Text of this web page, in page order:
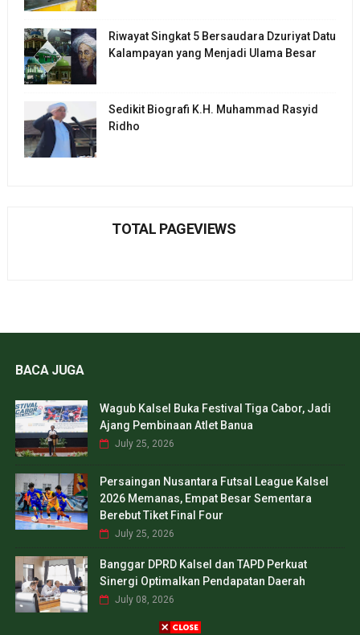
Riwayat Singkat 5 Bersaudara Dzuriyat Datu
Kalampayan yang Menjadi Ulama Besar
Sedikit Biografi K.H. Muhammad Rasyid
Ridho
TOTAL PAGEVIEWS
BACA JUGA
Wagub Kalsel Buka Festival Tiga Cabor, Jadi
Ajang Pembinaan Atlet Banua
July 25, 2026
Persaingan Nusantara Futsal League Kalsel
2026 Memanas, Empat Besar Sementara
Berebut Tiket Final Four
July 25, 2026
Banggar DPRD Kalsel dan TAPD Perkuat
Sinergi Optimalkan Pendapatan Daerah
July 08, 2026